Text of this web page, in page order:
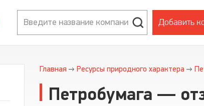
Добавить
Главная Ресурсы природного характера
Петробумага —